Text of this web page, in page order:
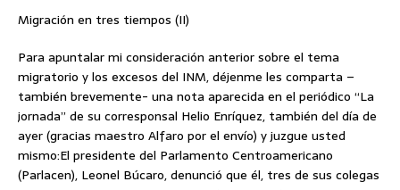
Migración en tres tiempos (II)
Para apuntalar mi consideración anterior sobre el tema
migratorio y los excesos del INM, déjenme les comparta –
también brevemente- una nota aparecida en el periódico “La
jornada” de su corresponsal Helio Enríquez, también del día de
ayer (gracias maestro Alfaro por el envío) y juzgue usted
mismo:El presidente del Parlamento Centroamericano
(Parlacen), Leonel Búcaro, denunció que él, tres de sus colegas